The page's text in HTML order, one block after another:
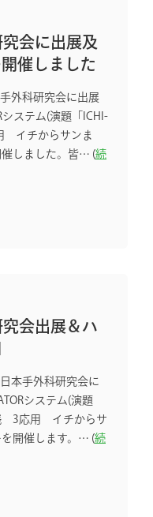
会に出展及
催しました
外科研究会に出展
システム(演題「ICHI-
イチからサンま
催しました。皆… (続
会出展＆ハ
本手外科研究会に
システム(演題
3応用 イチからサ
を開催します。… (続